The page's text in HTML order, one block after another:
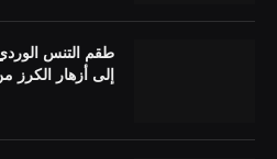
طقم التنس
إلى أزهار